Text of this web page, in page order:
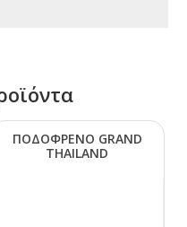
ΠΟΔΟΦΡΕΝΟ GRΑΝD
ΤΗΑΙLΑΝD